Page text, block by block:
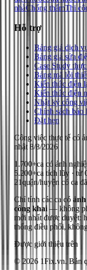
nhàChống thấmThi
Hỗ trợ
Bảng giá dịch
Bảng giá sửa
Case Study
Bảng mã lỗi
Kiến thức điện
Kiến thức điện
Nhật ký công
Chính sách bảo
Đặt hẹn
Công việc thực tế có
nhật 8/8/2026
1.700+ca có ảnh
5.200+ca tích lũy · từ
21quận/huyện có ca
Chỉ tính các ca có
công khai — không
mới nhất được duyệt:
thống điều phối,
Được giới thiệu trên
© 2026 1Fix.vn. Bản